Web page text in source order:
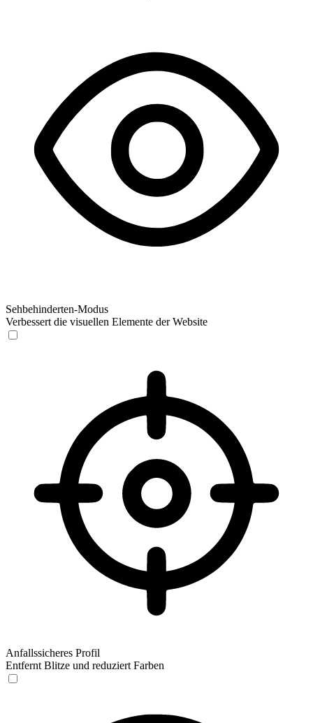
Sehbehinderten-Modus
Verbessert die visuellen Elemente der Website
Anfallssicheres Profil
Entfernt Blitze und reduziert Farben